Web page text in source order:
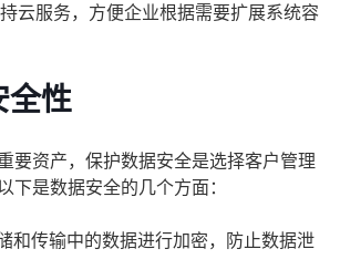
云服务，方便企业根据需要扩展系统容
全性
要资产，保护数据安全是选择客户管理
下是数据安全的几个方面：
和传输中的数据进行加密，防止数据泄